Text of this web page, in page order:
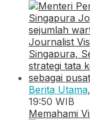
Berita Utama,
19:50 WIB
Memahami